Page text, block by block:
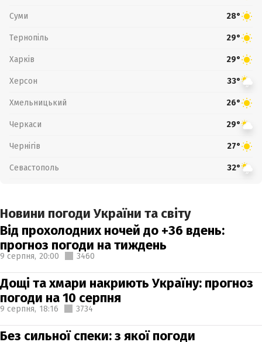
Суми 28°
Тернопіль 29°
Харків 29°
Херсон 33°
Хмельницький 26°
Черкаси 29°
Чернігів 27°
Севастополь 32°
Новини погоди України та світу
Від прохолодних ночей до +36 вдень:
прогноз погоди на тиждень
9 серпня, 20:00 3460
Дощі та хмари накриють Україну: прогноз
погоди на 10 серпня
9 серпня, 18:16 3734
Без сильної спеки: з якої погоди